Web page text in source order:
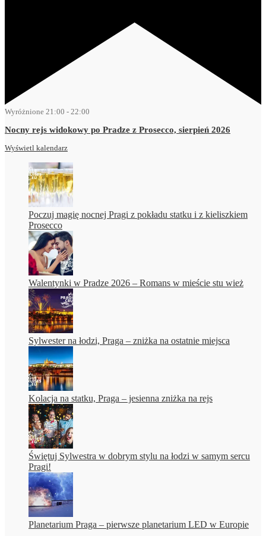
Wyróżnione 21:00 - 22:00
Nocny rejs widokowy po Pradze z Prosecco, sierpień 2026
Wyświetl kalendarz
Poczuj magię nocnej Pragi z pokładu statku i z kieliszkiem
Prosecco
Walentynki w Pradze 2026 – Romans w mieście stu wież
Sylwester na łodzi, Praga – zniżka na ostatnie miejsca
Kolacja na statku, Praga – jesienna zniżka na rejs
Świętuj Sylwestra w dobrym stylu na łodzi w samym sercu
Pragi!
Planetarium Praga – pierwsze planetarium LED w Europie